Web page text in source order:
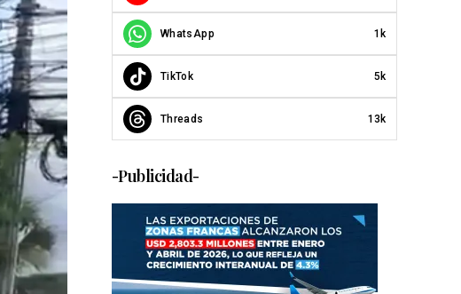
WhatsApp 1k
TikTok 5k
Threads 13k
-Publicidad-